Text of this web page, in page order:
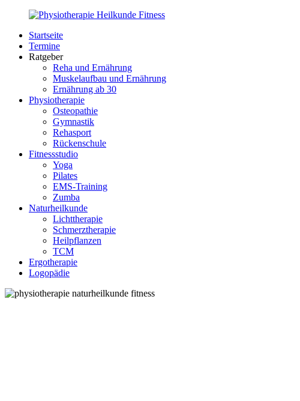
Zurück
Inhalt
PhysioMed-
Fit.de
Gesundheit
Startseite
Termine
Ratgeber
Reha und Ernährung
Muskelaufbau und Ernährung
Ernährung ab 30
Physiotherapie
Osteopathie
Gymnastik
Rehasport
Rückenschule
Fitnessstudio
Yoga
Pilates
EMS-Training
Zumba
Naturheilkunde
Lichttherapie
Schmerztherapie
Heilpflanzen
TCM
Ergotherapie
Logopädie